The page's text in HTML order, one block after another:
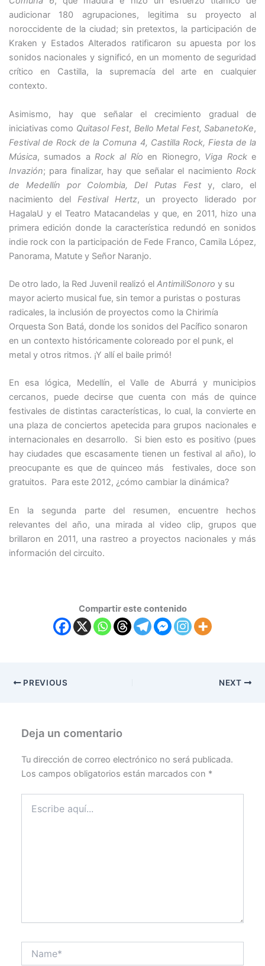
audicionar 180 agrupaciones, legitima su proyecto al
noroccidente de la ciudad; sin pretextos, la participación de
Kraken y Estados Alterados ratificaron su apuesta por los
sonidos nacionales y significó, en un momento de seguridad
crítico en Castilla, la supremacía del arte en cualquier
contexto.
Asimismo, hay que señalar el crecimiento gradual de
iniciativas como Quitasol Fest, Bello Metal Fest, SabanetoKe,
Festival de Rock de la Comuna 4, Castilla Rock, Fiesta de la
Música, sumados a Rock al Ríoen Rionegro, Viga Rocke
Invazión; para finalizar, hay que señalar el nacimiento Rock
de Medellín por Colombia, Del Putas Festy, claro, el
nacimiento del Festival Hertz, un proyecto liderado por
HagalaU y el Teatro Matacandelas y que, en 2011, hizo una
primera edición donde la característica redundó en sonidos
indie rock con la participación de Fede Franco, Camila López,
Panorama, Matute y Señor Naranjo.
De otro lado, la Red Juvenil realizó el AntimiliSonoro y su
mayor acierto musical fue, sin temor a puristas o posturas
radicales, la inclusión de proyectos como la Chirimía
Orquesta Son Batá, donde los sonidos del Pacífico sonaron
en un contexto históricamente coloreado por el punk, el
metal y otros ritmos. ¡Y allí el baile primó!
En esa lógica, Medellín, el Valle de Aburrá y municipios
cercanos, puede decirse que cuenta con más de quince
festivales de distintas características, lo cual, la convierte en
una plaza de conciertos apetecida para grupos nacionales e
internacionales en desarrollo. Si bien esto es positivo (pues
hay ciudades que escasamente tienen un festival al año), lo
preocupante es que de quinceo más festivales, doce son
gratuitos. Para este 2012, ¿cómo cambiar la dinámica?
En la segunda parte del resumen, encuentre hechos
relevantes del año, una mirada al video clip, grupos que
brillaron en 2011, una rastreo a proyectos nacionales y más
información del circuito.
Compartir este contenido
PREVIOUS NEXT
Deja un comentario
Tu dirección de correo electrónico no será publicada.
Los campos obligatorios están marcados con *
aquí...